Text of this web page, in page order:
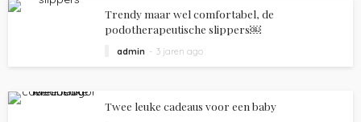
Trendy maar wel comfortabel, de
podotherapeutische slippers￼
admin 3 jaren ago
Twee leuke cadeaus voor een baby